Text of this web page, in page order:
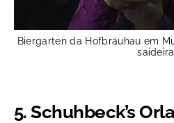
Biergarten da Hofbräuhau em
saideira
5.Schuhbeck’s